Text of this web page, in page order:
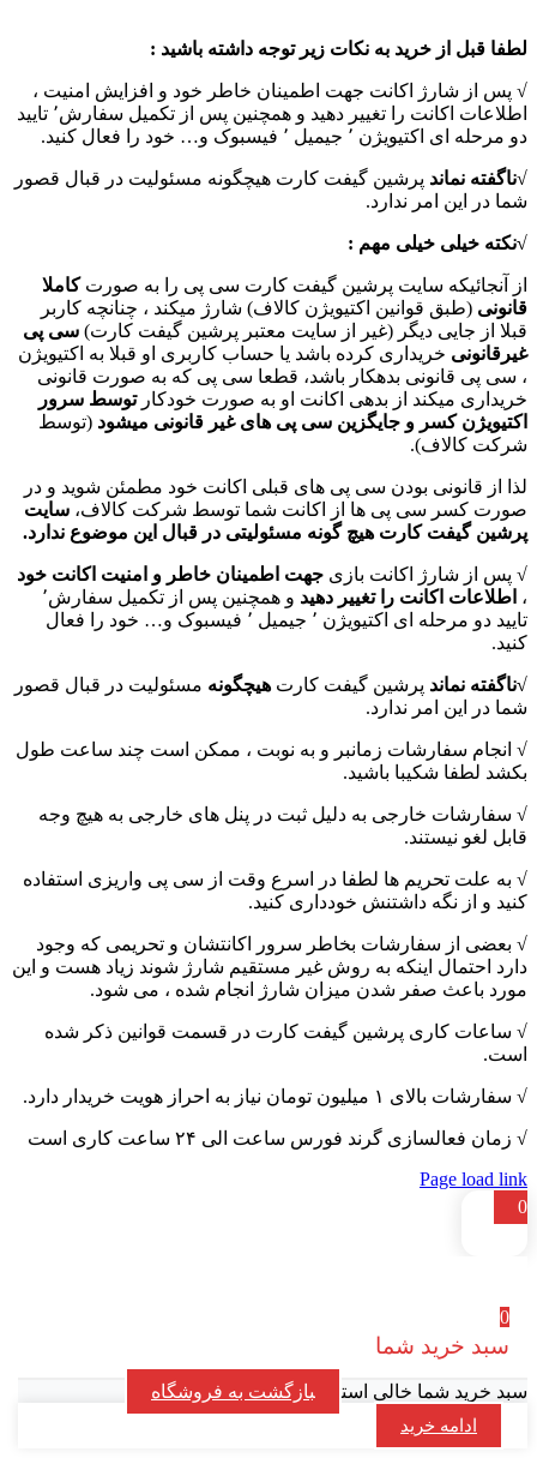
لطفا قبل از خرید به نکات زیر توجه داشته باشید :
√ پس از شارژ اکانت جهت اطمینان خاطر خود و افزایش امنیت ،
اطلاعات اکانت را تغییر دهید و همچنین پس از تکمیل سفارش٬ تایید
دو مرحله ای اکتیویژن ٬ جیمیل ٬ فیسبوک و… خود را فعال کنید.
√ناگفته نماند پرشین گیفت کارت هیچگونه مسئولیت در قبال قصور
شما در این امر ندارد.
√نکته خیلی خیلی مهم :
از آنجائیکه سایت پرشین گیفت کارت سی پی را به صورتکاملا
قانونی (طبق قوانین اکتیویژن کالاف) شارژ میکند ، چنانچه کاربر
قبلا از جایی دیگر (غیر از سایت معتبر پرشین گیفت کارت) سی پی
غیرقانونی خریداری کرده باشد یا حساب کاربری او قبلا به اکتیویژن
، سی پی قانونی بدهکار باشد، قطعا سی پی که به صورت قانونی
خریداری میکند از بدهی اکانت او به صورت خودکارتوسط سرور
اکتیویژن کسر و جایگزین سی پی های غیر قانونی میشود (توسط
شرکت کالاف).
لذا از قانونی بودن سی پی های قبلی اکانت خود مطمئن شوید و در
صورت کسر سی پی ها از اکانت شما توسط شرکت کالاف، سایت
پرشین گیفت کارت هیچ گونه مسئولیتی در قبال این موضوع ندارد.
√ پس از شارژ اکانت بازی جهت اطمینان خاطر و امنیت اکانت خود
، اطلاعات اکانت را تغییر دهید
و همچنین پس از تکمیل سفارش٬
تایید دو مرحله ای اکتیویژن ٬ جیمیل ٬ فیسبوک و… خود را فعال
کنید.
√ناگفته نماند پرشین گیفت کارت هیچگونه مسئولیت در قبال قصور
شما در این امر ندارد.
√ انجام سفارشات زمانبر و به نوبت ، ممکن است چند ساعت طول
بکشد لطفا شکیبا باشید.
√ سفارشات خارجی به دلیل ثبت در پنل های خارجی به هیچ وجه
قابل لغو نیستند.
√ به علت تحریم ها لطفا در اسرع وقت از سی پی واریزی استفاده
کنید و از نگه داشتنش خودداری کنید.
√ بعضی از سفارشات بخاطر سرور اکانتشان و تحریمی که وجود
دارد احتمال اینکه به روش غیر مستقیم شارژ شوند زیاد هست و این
مورد باعث صفر شدن میزان شارژ انجام شده ، می شود.
√ ساعات کاری پرشین گیفت کارت در قسمت قوانین ذکر شده
است.
√ سفارشات بالای ۱ میلیون تومان نیاز به احراز هویت خریدار دارد.
√ زمان فعالسازی گرند فورس ساعت الی ۲۴ ساعت کاری است
Page load link
0
0
سبد خرید شما
سبد خرید شما خالی است بازگشت به فروشگاه
ادامه خرید